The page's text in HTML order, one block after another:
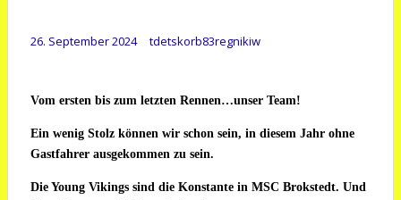
26. September 2024 tdetskorb83regnikiw
Vom ersten bis zum letzten Rennen…unser Team!
Ein wenig Stolz können wir schon sein, in diesem Jahr ohne
Gastfahrer ausgekommen zu sein.
Die Young Vikings sind die Konstante in MSC Brokstedt. Und